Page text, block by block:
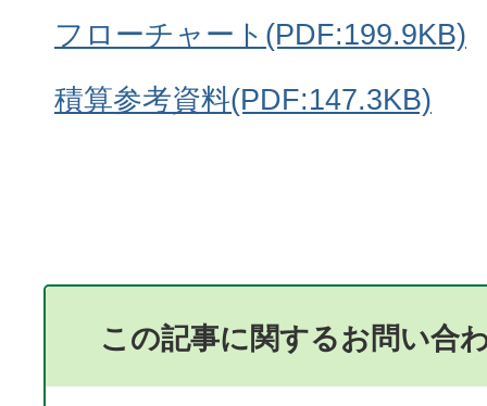
フローチャート(PDF:199.9KB)
積算参考資料(PDF:147.3KB)
この記事に関するお問い合